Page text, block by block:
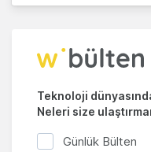
Teknoloji
Neleri size
Günlük Bülten